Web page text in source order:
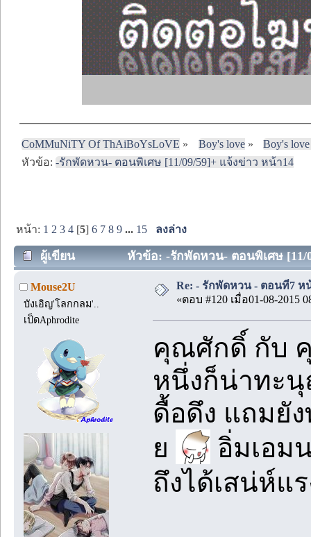
CoMMuNiTY Of ThAiBoYsLoVE » Boy's love»
Boy's
หัวข้อ:-รักพัดหวน- ตอนพิเศษ [11/09/59]+ แจ้งข่าว หน้า14
หน้า: 1 2 3 4 [5]6 7 8 9 ... 15 ลงล่าง
ผู้เขียน หัวข้อ: -รักพัดหวน- ตอนพิเศษ [11/
Mouse2U
บังเอิญ'โลกกลม'..
เป็ดAphrodite
Re: - รักพัดหวน - ตอนที่7 ห
«ตอบ #120 เมื่อ01-08-2015
คุณศักดิ์ กับ
หนึ่งก็น่าทะ
ดื้อดึง แถมยั
ย
อิ่มเอม
ถึงได้เสน่ห์แ